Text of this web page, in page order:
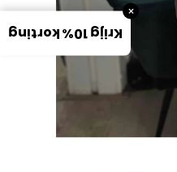
Krijg 10% korting
×